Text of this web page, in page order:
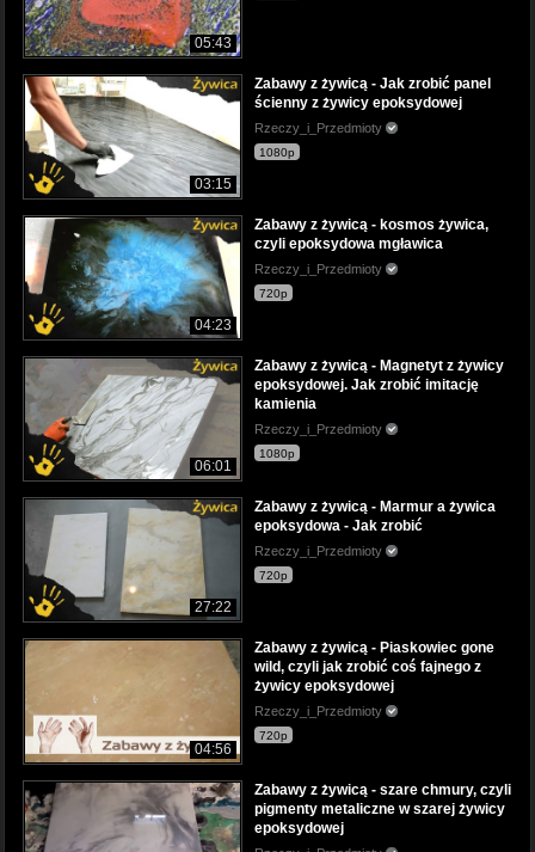
05:43
03:15
Zabawy z żywicą - Jak zrobić panel
ścienny z żywicy epoksydowej
Rzeczy_i_Przedmioty
1080p
04:23
Zabawy z żywicą - kosmos żywica,
czyli epoksydowa mgławica
Rzeczy_i_Przedmioty
720p
06:01
Zabawy z żywicą - Magnetyt z żywicy
epoksydowej. Jak zrobić imitację
kamienia
Rzeczy_i_Przedmioty
1080p
27:22
Zabawy z żywicą - Marmur a żywica
epoksydowa - Jak zrobić
Rzeczy_i_Przedmioty
720p
04:56
Zabawy z żywicą - Piaskowiec gone
wild, czyli jak zrobić coś fajnego z
żywicy epoksydowej
Rzeczy_i_Przedmioty
720p
Zabawy z żywicą - szare chmury, czyli
pigmenty metaliczne w szarej żywicy
epoksydowej